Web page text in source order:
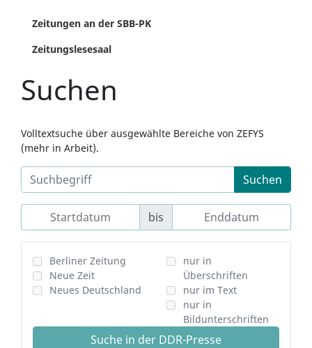
Zeitungen an der SBB-PK
Zeitungslesesaal
Suchen
Volltextsuche über ausgewählte Bereiche von ZEFYS
(mehr in Arbeit).
Suchen
bis
Berliner Zeitung
Neue Zeit
Neues Deutschland
nur in
Überschriften
nur im Text
nur in
Bildunterschriften
Suche in der DDR-Presse